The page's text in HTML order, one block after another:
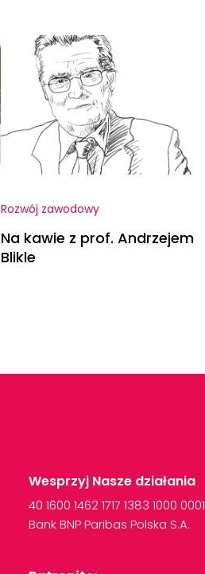
Rozwój zawodowy
Na kawie z prof. Andrzejem
Blikle
Wesprzyj Nasze działania
40 1600 14621717 1383 1000 0001
BankBNPParibas Polska S.A.